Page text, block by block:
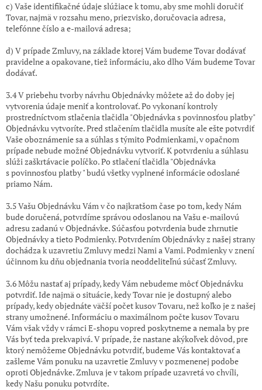
c) Vaše identifikačné údaje slúžiace k tomu, aby sme mohli doručiť
Tovar, najmä v rozsahu meno, priezvisko, doručovacia adresa,
telefónne číslo a e-mailová adresa;
d) V prípade Zmluvy, na základe ktorej Vám budeme Tovar dodávať
pravidelne a opakovane, tiež informáciu, ako dlho Vám budeme Tovar
dodávať.
3.4 V priebehu tvorby návrhu Objednávky môžete až do doby jej
vytvorenia údaje meniť a kontrolovať. Po vykonaní kontroly
prostredníctvom stlačenia tlačidla "Objednávka s povinnosťou platby"
Objednávku vytvoríte. Pred stlačením tlačidla musíte ale ešte potvrdiť
Vaše oboznámenie sa a súhlas s týmito Podmienkami, v opačnom
prípade nebude možné Objednávku vytvoriť. K potvrdeniu a súhlasu
slúži zaškrtávacie políčko. Po stlačení tlačidla "Objednávka
s povinnosťou platby " budú všetky vyplnené informácie odoslané
priamo Nám.
3.5 Vašu Objednávku Vám v čo najkratšom čase po tom, kedy Nám
bude doručená, potvrdíme správou odoslanou na Vašu e-mailovú
adresu zadanú v Objednávke. Súčasťou potvrdenia bude zhrnutie
Objednávky a tieto Podmienky. Potvrdením Objednávky z našej strany
dochádza k uzavretiu Zmluvy medzi Nami a Vami. Podmienky v znení
účinnom ku dňu objednania tvoria neoddeliteľnú súčasť Zmluvy.
3.6 Môžu nastať aj prípady, kedy Vám nebudeme môcť Objednávku
potvrdiť. Ide najmä o situácie, kedy Tovar nie je dostupný alebo
prípady, kedy objednáte väčší počet kusov Tovaru, než koľko je z našej
strany umožnené. Informáciu o maximálnom počte kusov Tovaru
Vám však vždy v rámci E-shopu vopred poskytneme a nemala by pre
Vás byť teda prekvapivá. V prípade, že nastane akýkoľvek dôvod, pre
ktorý nemôžeme Objednávku potvrdiť, budeme Vás kontaktovať a
zašleme Vám ponuku na uzavretie Zmluvy v pozmenenej podobe
oproti Objednávke. Zmluva je v takom prípade uzavretá vo chvíli,
kedy Našu ponuku potvrdíte.